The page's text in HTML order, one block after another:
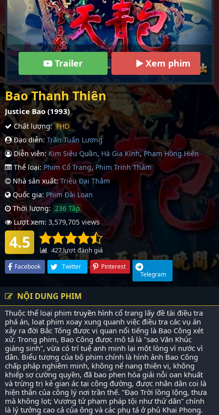
Trailer Xem phim
Bao Thanh Thiên
Justice Bao (1993)
Chất lượng: FHD
Đạo diễn: Trần Tuấn Lương
Diễn viên: Kim Siêu Quần, Hà Gia Kính,Phạm Hồng Hiên
Thể loại: Phim Cổ Trang,Phim Trinh Thám
Nhà sản xuất: Triệu Đại Thâm
Quốc gia: Phim Đài Loan
Thời lượng: 236 Tập
Lượt xem: 3,579,705 views
4.5 427lượt đánh giá
Facebook Twitter
Pinterest
Telegram
NỘI DUNG PHIM
Thuộc thể loại phim truyền hình cổ trang lấy đề tài điều tra
phá án, loạt phim xoay xung quanh việc điều tra các vụ án
xảy ra đời Bắc Tống được vị quan nổi tiếng là Bao Công xét
xử. Trong phim, Bao Công được mô tả là "sao Văn Khúc
giáng sinh", vừa có trí tuệ anh minh lại một lòng vì nước vì
dân. Biểu tượng của bộ phim chính là hình ảnh Bao Công
chấp pháp nghiêm minh, không nể nang thiên vị, không
khiếp sợ cường quyền, đã bao phen hóa giải nỗi oan khuất
và trừng trị kẻ gian ác tại công đường, được nhân dân coi là
hiện thân của công lý nơi trần thế. "Đạo Trời lồng lộng, thưa
mà không lọt; Vương tử phạm pháp tội như thứ dân" chính
là lý tưởng cao cả của ông và các phụ tá ở phủ Khai Phong.